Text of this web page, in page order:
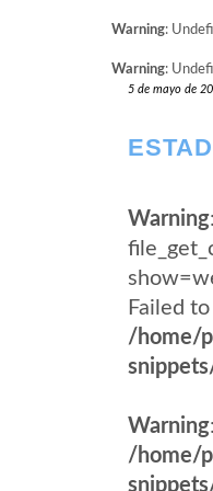
Warning:
Warning:
5 de mayo de
Warning:
Failed
/home/
Warning
/home/